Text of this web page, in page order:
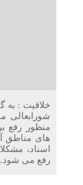
خلاقیت : به
شورابعالی
منظور رفع
های مناطق
اسناد،
رفع می شود.